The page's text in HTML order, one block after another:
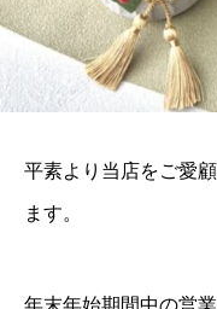
平素より当店をご愛
ます。